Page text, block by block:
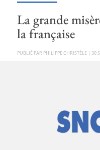
La grande
la française
PAR PHILIPPE CHRISTÈLE| 30